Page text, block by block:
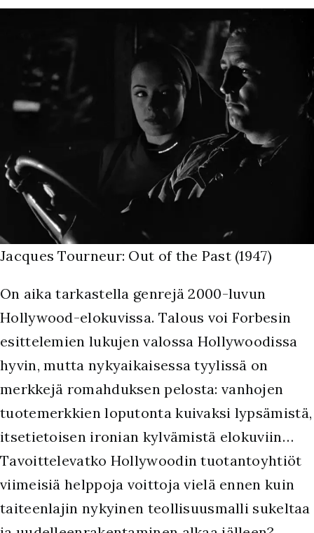
Jacques Tourneur: Out of the Past (1947)
On aika tarkastella genrejä 2000-luvun
Hollywood-elokuvissa. Talous voi Forbesin
esittelemien lukujen valossa Hollywoodissa
hyvin, mutta nykyaikaisessa tyylissä on
merkkejä romahduksen pelosta: vanhojen
tuotemerkkien loputonta kuivaksi lypsämistä,
itsetietoisen ironian kylvämistä elokuviin…
Tavoittelevatko Hollywoodin tuotantoyhtiöt
viimeisiä helppoja voittoja vielä ennen kuin
taiteenlajin nykyinen teollisuusmalli sukeltaa